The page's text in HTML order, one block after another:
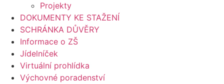
Projekty
DOKUMENTY KE STAŽENÍ
SCHRÁNKA DŮVĚRY
Informace o ZŠ
Jídelníček
Virtuální prohlídka
Výchovné poradenství